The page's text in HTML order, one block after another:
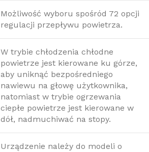
Możliwość wyboru spośród 72 opcji
regulacji przepływu powietrza.
W trybie chłodzenia chłodne
powietrze jest kierowane ku górze,
aby uniknąć bezpośredniego
nawiewu na głowę użytkownika,
natomiast w trybie ogrzewania
ciepłe powietrze jest kierowane w
dół, nadmuchiwać na stopy.
Urządzenie należy do modeli o